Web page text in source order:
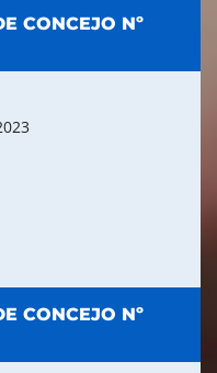
CONCEJO Nº
CONCEJO Nº